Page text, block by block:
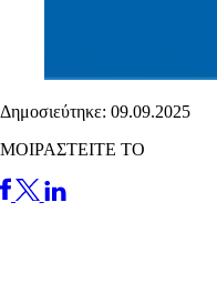
Δημοσιεύτηκε: 09.09.2025
ΜΟΙΡΑΣΤΕΙΤΕ ΤΟ